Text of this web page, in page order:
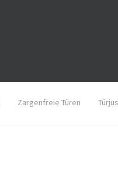
Zargenfreie Türen